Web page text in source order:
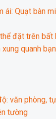
ái: Quạt bàn
đặt trên
quanh
văn phòng,
tường